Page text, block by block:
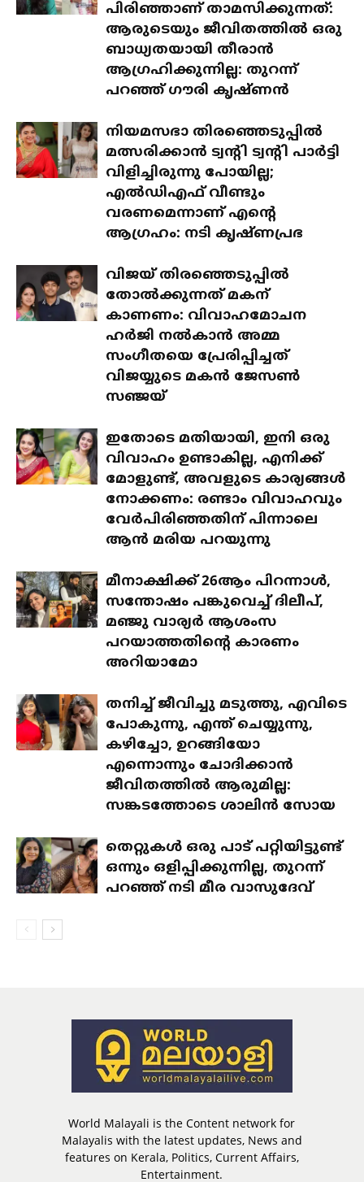
പിരിഞ്ഞാണ് താമസിക്കുന്നത്:
ആരുടെയും ജീവിതത്തിൽ ഒരു
ബാധ്യതയായി തീരാൻ
ആഗ്രഹിക്കുന്നില്ല: തുറന്ന്
പറഞ്ഞ് ഗൗരി കൃഷ്ണൻ
നിയമസഭാ തിരഞ്ഞെടുപ്പിൽ
മത്സരിക്കാൻ ട്വന്റി ട്വന്റി പാർട്ടി
വിളിച്ചിരുന്നു പോയില്ല;
എൽഡിഎഫ് വീണ്ടും
വരണമെന്നാണ് എന്റെ
ആഗ്രഹം: നടി കൃഷ്ണപ്രഭ
വിജയ് തിരഞ്ഞെടുപ്പിൽ
തോൽക്കുന്നത് മകന്
കാണണം: വിവാഹമോചന
ഹർജി നൽകാൻ അമ്മ
സംഗീതയെ പ്രേരിപ്പിച്ചത്
വിജയ്യുടെ മകൻ ജേസൺ
സഞ്ജയ്
ഇതോടെ മതിയായി, ഇനി ഒരു
വിവാഹം ഉണ്ടാകില്ല, എനിക്ക്
മോളുണ്ട്, അവളുടെ കാര്യങ്ങൾ
നോക്കണം: രണ്ടാം വിവാഹവും
വേർപിരിഞ്ഞതിന് പിന്നാലെ
ആൻ മരിയ പറയുന്നു
മീനാക്ഷിക്ക് 26ആം പിറന്നാൾ,
സന്തോഷം പങ്കുവെച്ച് ദിലീപ്,
മഞ്ജു വാര്യർ ആശംസ
പറയാത്തതിന്റെ കാരണം
അറിയാമോ
തനിച്ച് ജീവിച്ചു മടുത്തു, എവിടെ
പോകുന്നു, എന്ത് ചെയ്യുന്നു,
കഴിച്ചോ, ഉറങ്ങിയോ
എന്നൊന്നും ചോദിക്കാൻ
ജീവിതത്തിൽ ആരുമില്ല:
സങ്കടത്തോടെ ശാലിൻ സോയ
തെറ്റുകൾ ഒരു പാട് പറ്റിയിട്ടുണ്ട്
ഒന്നും ഒളിപ്പിക്കുന്നില്ല, തുറന്ന്
പറഞ്ഞ് നടി മീര വാസുദേവ്
World Malayali is the Content network for
Malayalis with the latest updates, News and
features on Kerala, Politics, Current Affairs,
Entertainment.